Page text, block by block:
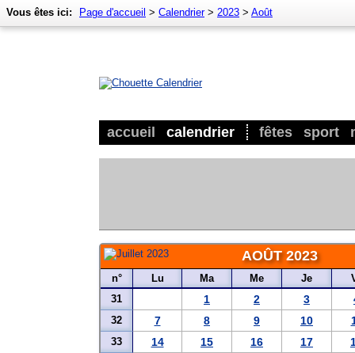
accueil calendrier fêtes sport
Vous êtes ici: Page d'accueil > Calendrier> 2023 > Août
AOÛT 2023
n° Lu Ma Me Je
31
1 2 3
32 7 8 9 10
33 14 15 16 17